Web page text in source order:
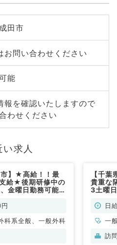
田市
お問い合わせください
能
報を確認いたしますので
わせください
求人
市】★高給！！最
給★後期研修中の
金曜日勤務可能な
／非常勤）
科系全般、一般外科
【千
貴重な
3土曜
マイ日
一
訪